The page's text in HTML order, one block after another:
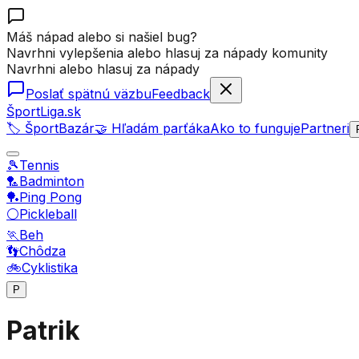
Máš nápad alebo si našiel bug?
Navrhni vylepšenia alebo hlasuj za nápady komunity
Navrhni alebo hlasuj za nápady
Poslať spätnú väzbuFeedback
ŠportLiga.sk
🏷️ ŠportBazár🤝 Hľadám parťákaAko to fungujePartneri
🎾Tennis
🏸Badminton
🏓Ping Pong
⚪Pickleball
🏃Beh
👣Chôdza
🚲Cyklistika
P
Patrik